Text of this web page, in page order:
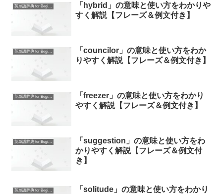
英単語辞典 for Beginners
「hybrid」の意味と使い方をわかりや
すく解説【フレーズ＆例文付き】
英単語辞典 for Beginners
「councilor」の意味と使い方をわか
りやすく解説【フレーズ＆例文付き】
英単語辞典 for Beginners
「freezer」の意味と使い方をわかり
やすく解説【フレーズ＆例文付き】
英単語辞典 for Beginners
「suggestion」の意味と使い方をわ
かりやすく解説【フレーズ＆例文付
き】
英単語辞典 for Beginners
「solitude」の意味と使い方をわかり